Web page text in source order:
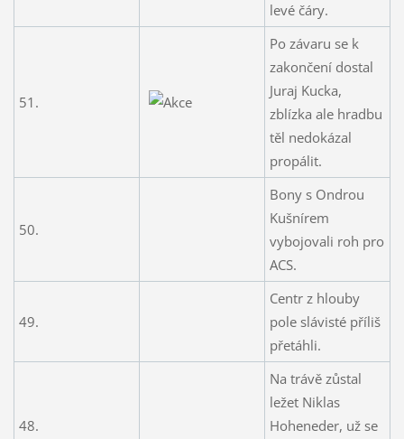
levé čáry.
51.
Po závaru se k
zakončení dostal
Juraj Kucka,
zblízka ale hradbu
těl nedokázal
propálit.
50.
Bony s Ondrou
Kušnírem
vybojovali roh pro
ACS.
49.
Centr z hlouby
pole slávisté příliš
přetáhli.
48.
Na trávě zůstal
ležet Niklas
Hoheneder, už se